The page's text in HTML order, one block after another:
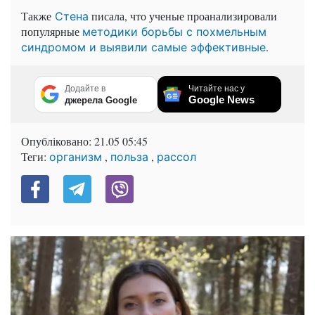
Также Стена писала, что ученые проанализировали
популярные методики борьбы с похмельным
синдромом и выявили самые эффективные.
Додайте в
джерела Google
Читайте нас у
Google News
Опубліковано: 21.05 05:45
Теги: организм , польза , рассол